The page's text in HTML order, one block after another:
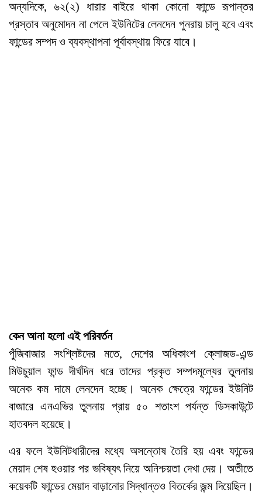
অন্যদিকে, ৬২(২) ধারার বাইরে থাকা কোনো ফান্ডে রূপান্তর
প্রস্তাব অনুমোদন না পেলে ইউনিটের লেনদেন পুনরায় চালু হবে এবং
ফান্ডের সম্পদ ও ব্যবস্থাপনা পূর্বাবস্থায় ফিরে যাবে।
কেন আনা হলো এই পরিবর্তন
পুঁজিবাজার সংশ্লিষ্টদের মতে, দেশের অধিকাংশ ক্লোজড-এন্ড
মিউচুয়াল ফান্ড দীর্ঘদিন ধরে তাদের প্রকৃত সম্পদমূল্যের তুলনায়
অনেক কম দামে লেনদেন হচ্ছে। অনেক ক্ষেত্রে ফান্ডের ইউনিট
বাজারে এনএভির তুলনায় প্রায় ৫০ শতাংশ পর্যন্ত ডিসকাউন্টে
হাতবদল হয়েছে।
এর ফলে ইউনিটধারীদের মধ্যে অসন্তোষ তৈরি হয় এবং ফান্ডের
মেয়াদ শেষ হওয়ার পর ভবিষ্যৎ নিয়ে অনিশ্চয়তা দেখা দেয়। অতীতে
কয়েকটি ফান্ডের মেয়াদ বাড়ানোর সিদ্ধান্তও বিতর্কের জন্ম দিয়েছিল।